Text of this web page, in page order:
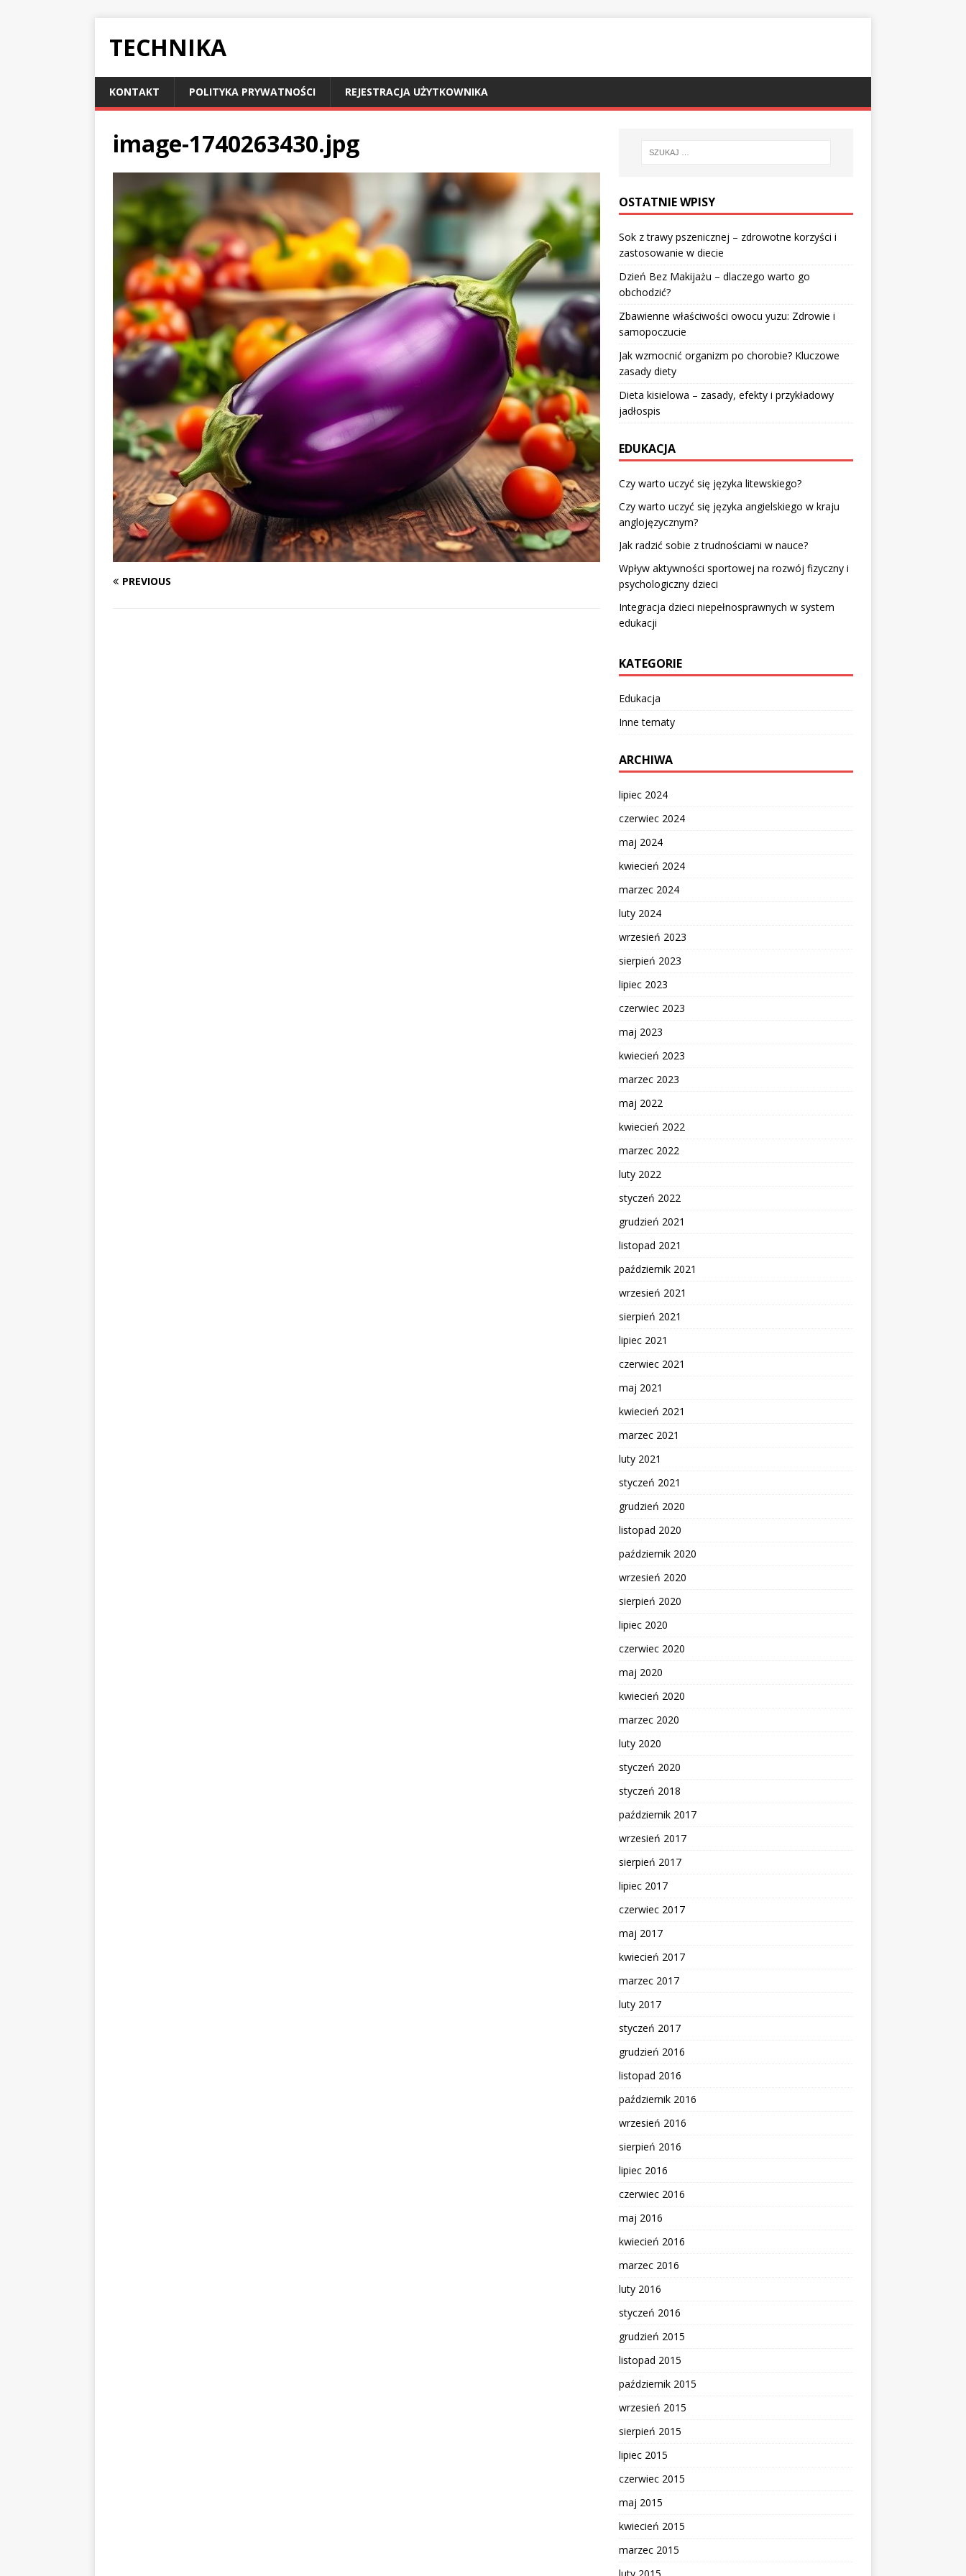
TECHNIKA
KONTAKT POLITYKA PRYWATNOŚCI REJESTRACJA UŻYTKOWNIKA
image-1740263430.jpg
PREVIOUS
OSTATNIE WPISY
Sok z trawy pszenicznej – zdrowotne korzyści i
zastosowanie w diecie
Dzień Bez Makijażu – dlaczego warto go
obchodzić?
Zbawienne właściwości owocu yuzu: Zdrowie i
samopoczucie
Jak wzmocnić organizm po chorobie? Kluczowe
zasady diety
Dieta kisielowa – zasady, efekty i przykładowy
jadłospis
EDUKACJA
Czy warto uczyć się języka litewskiego?
Czy warto uczyć się języka angielskiego w kraju
anglojęzycznym?
Jak radzić sobie z trudnościami w nauce?
Wpływ aktywności sportowej na rozwój fizyczny i
psychologiczny dzieci
Integracja dzieci niepełnosprawnych w system
edukacji
KATEGORIE
Edukacja
Inne tematy
ARCHIWA
lipiec 2024
czerwiec 2024
maj 2024
kwiecień 2024
marzec 2024
luty 2024
wrzesień 2023
sierpień 2023
lipiec 2023
czerwiec 2023
maj 2023
kwiecień 2023
marzec 2023
maj 2022
kwiecień 2022
marzec 2022
luty 2022
styczeń 2022
grudzień 2021
listopad 2021
październik 2021
wrzesień 2021
sierpień 2021
lipiec 2021
czerwiec 2021
maj 2021
kwiecień 2021
marzec 2021
luty 2021
styczeń 2021
grudzień 2020
listopad 2020
październik 2020
wrzesień 2020
sierpień 2020
lipiec 2020
czerwiec 2020
maj 2020
kwiecień 2020
marzec 2020
luty 2020
styczeń 2020
styczeń 2018
październik 2017
wrzesień 2017
sierpień 2017
lipiec 2017
czerwiec 2017
maj 2017
kwiecień 2017
marzec 2017
luty 2017
styczeń 2017
grudzień 2016
listopad 2016
październik 2016
wrzesień 2016
sierpień 2016
lipiec 2016
czerwiec 2016
maj 2016
kwiecień 2016
marzec 2016
luty 2016
styczeń 2016
grudzień 2015
listopad 2015
październik 2015
wrzesień 2015
sierpień 2015
lipiec 2015
czerwiec 2015
maj 2015
kwiecień 2015
marzec 2015
luty 2015